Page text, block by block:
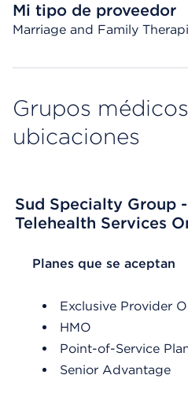
Mi tipo de proveedor
Marriage and Family
Grupos
ubicaciones
Sud Specialty Group
Telehealth Services
List Header Planes que se
Planes que se aceptan
Exclusive Provider
HMO
Point-of-Service
Senior Advantage